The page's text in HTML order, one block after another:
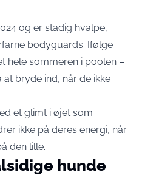
og er stadig hvalpe,
bodyguards. Ifølge
hele sommeren i poolen –
bryde ind, når de ikke
et glimt i øjet som
ikke på deres energi, når
den lille.
hunde